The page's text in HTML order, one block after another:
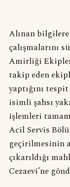
Alınan bilgilere
çalışmalarını
Amirliği
takip eden
yaptığını
isimli şahsı
işlemleri
Acil Servis
geçirilmesinin
çıkarıldığı
Cezaevi’ne